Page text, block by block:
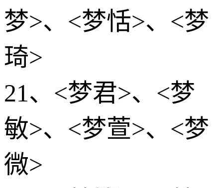
梦>、<梦恬>、<梦
琦>
21、<梦君>、<梦
敏>、<梦萱>、<梦
微>